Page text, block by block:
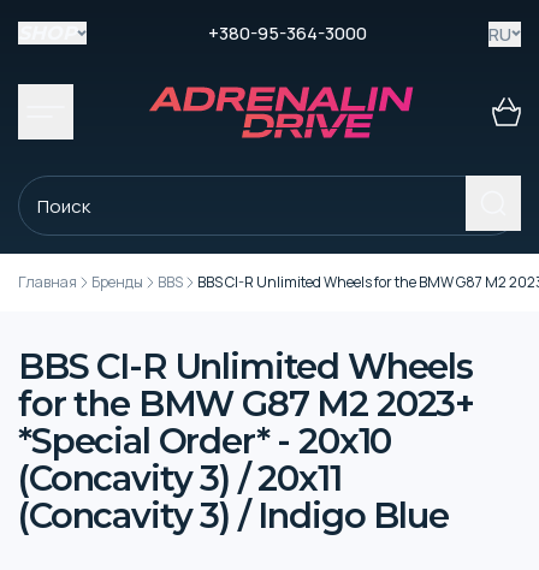
+380-95-364-3000 RU
Главная Бренды BBS BBS CI-R Unlimited Wheels for the BMW G87 M2
BBS CI-R Unlimited Wheels
for the BMW G87 M2 2023+
*Special Order* - 20x10
(Concavity 3) / 20x11
(Concavity 3) / Indigo Blue